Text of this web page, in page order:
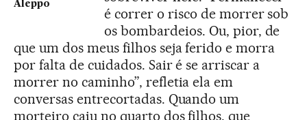
Aleppo
é correr o risco de morrer sob
os bombardeios. Ou, pior, de
que um dos meus filhos seja ferido e morra
por falta de cuidados. Sair é se arriscar a
morrer no caminho”, refletia ela em
conversas entrecortadas. Quando um
morteiro caiu no quarto dos filhos, que